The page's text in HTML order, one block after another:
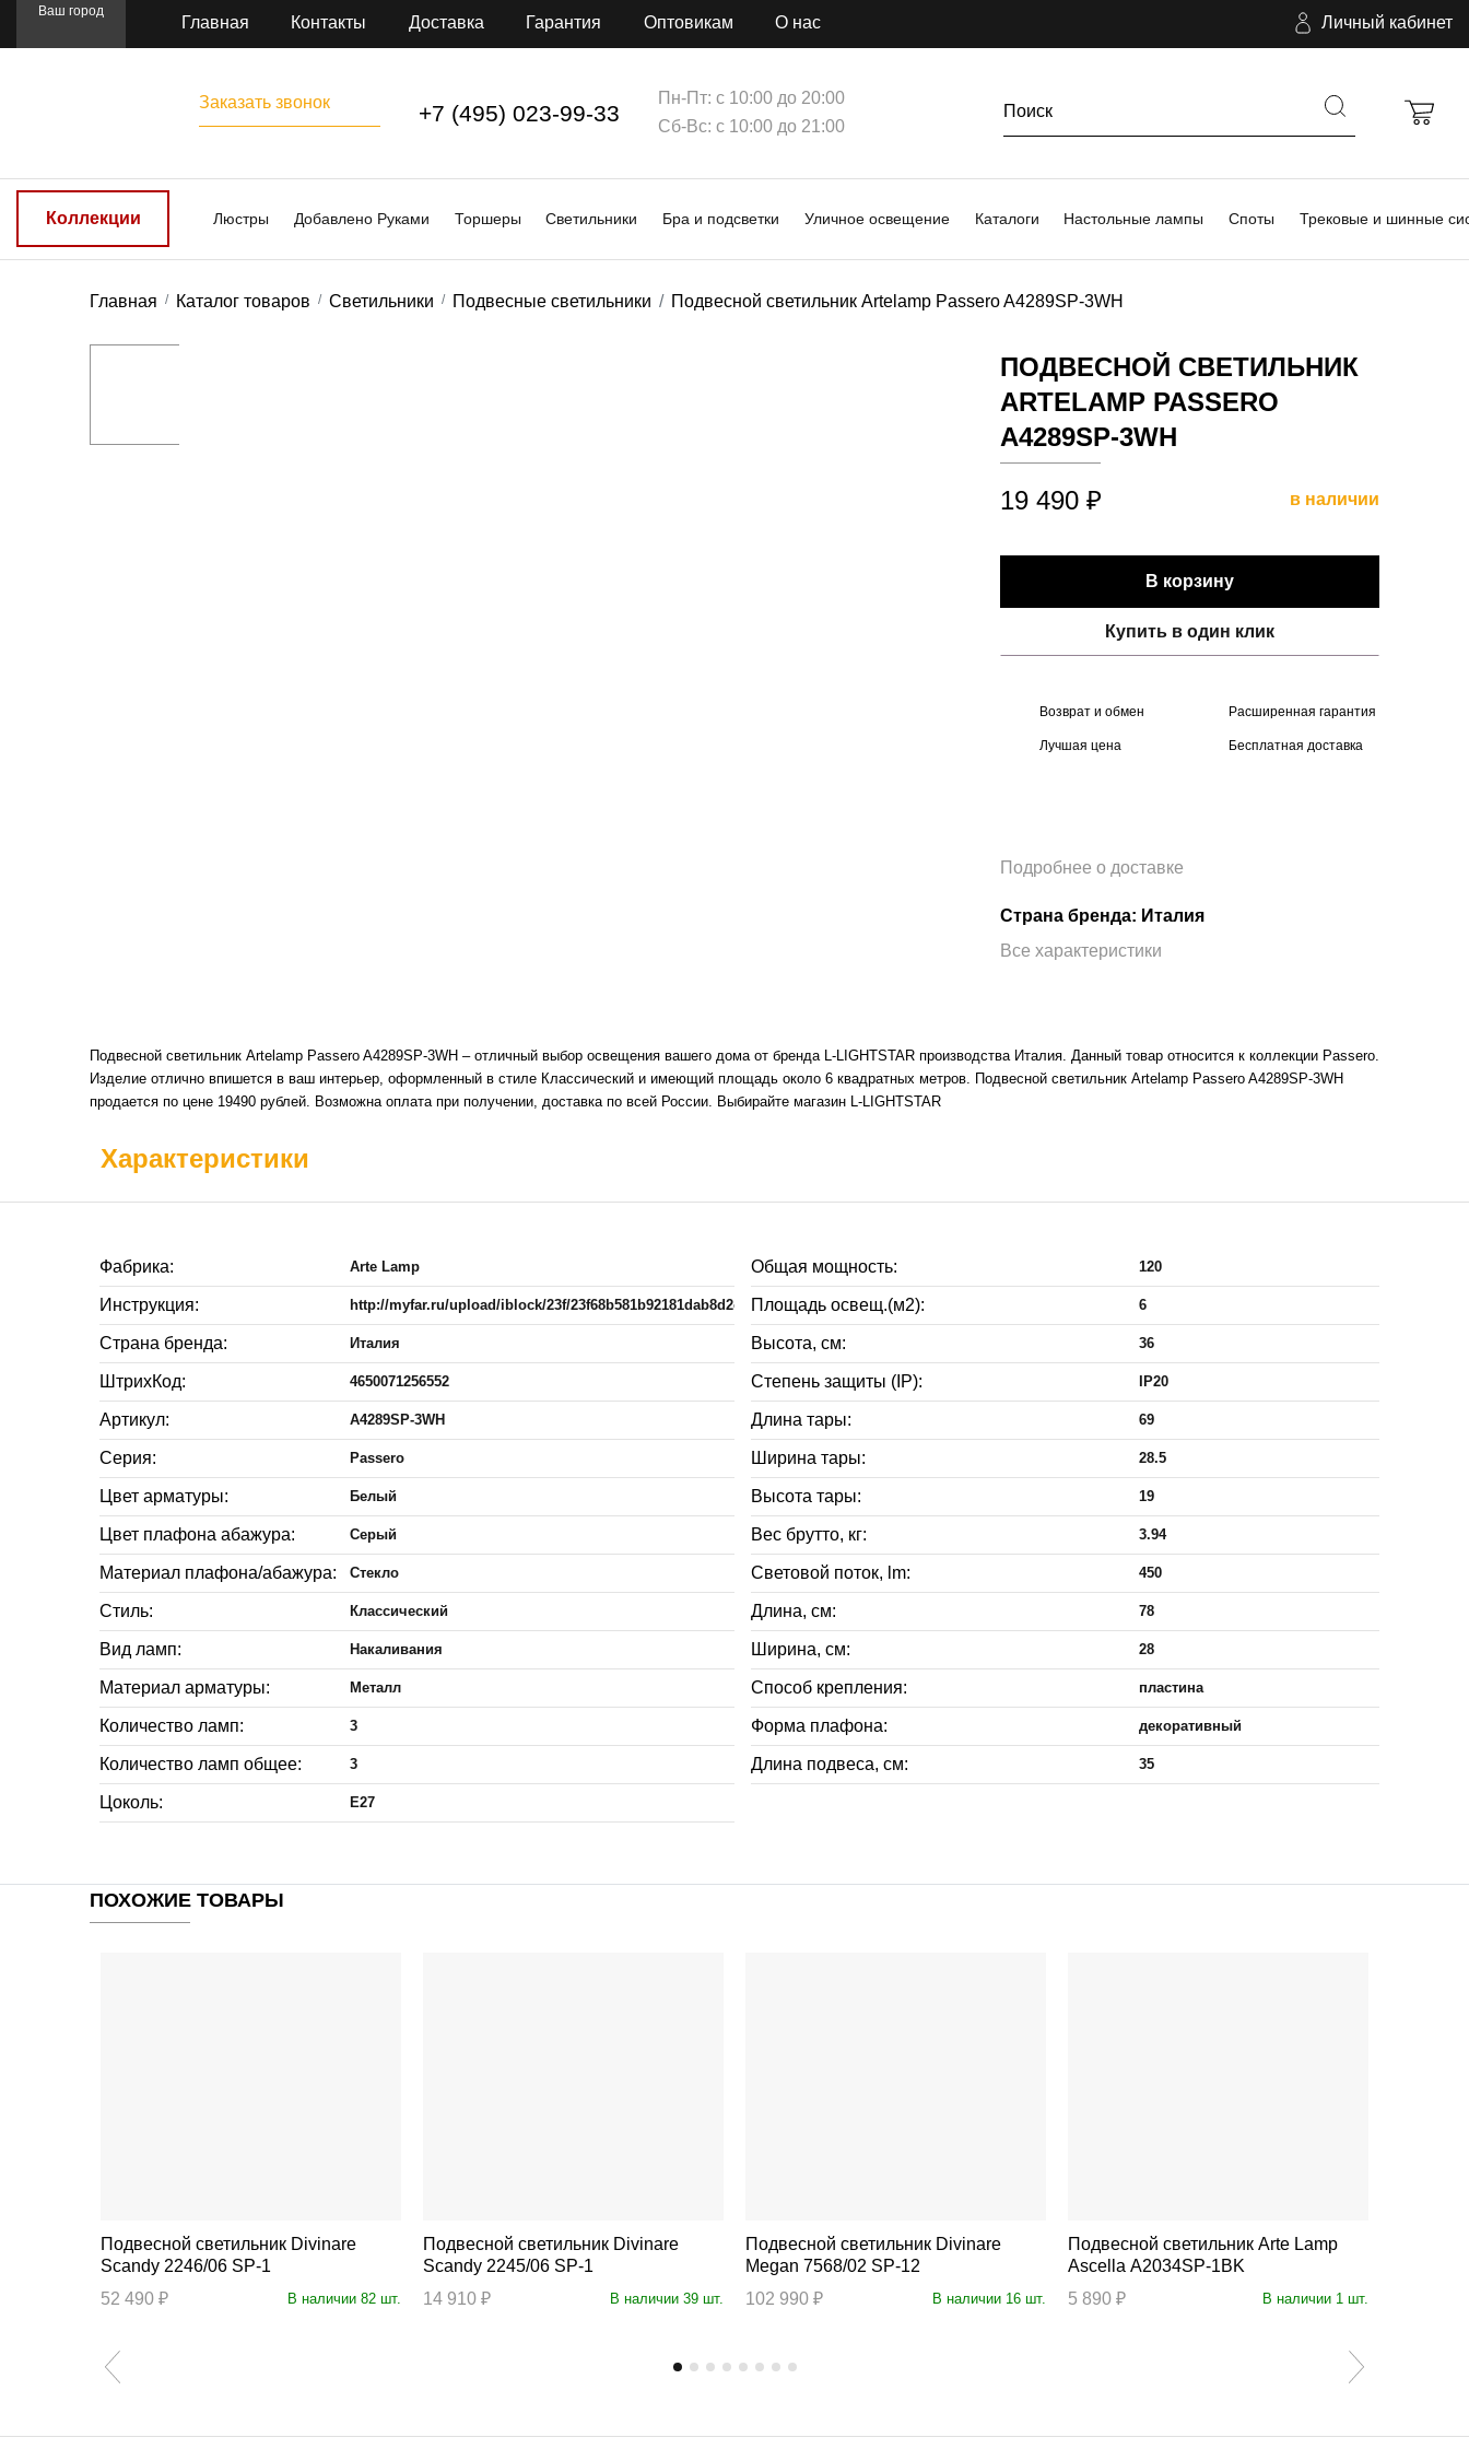
Ваш город
Главная Контакты Доставка Гарантия Оптовикам О нас Личный кабинет
Заказать звонок +7 (495) 023-99-33
Пн-Пт: с 10:00 до 20:00
Сб-Вс: с 10:00 до 21:00
Коллекции Люстры Добавлено Руками Торшеры Светильники Бра и подсветки Уличное освещение Каталоги Настольные лампы Споты Трековые и шинные
Главная Каталог товаров Светильники Подвесные светильники Подвесной светильник Artelamp Passero A4289SP-3WH
ПОДВЕСНОЙ СВЕТИЛЬНИК
ARTELAMP PASSERO
A4289SP-3WH
19 490 ₽ в наличии
В корзину
Купить в один клик
Возврат и обмен Расширенная гарантия
Лучшая цена Бесплатная доставка
Подробнее о доставке
Страна бренда: Италия
Все характеристики
Подвесной светильник Artelamp Passero A4289SP-3WH – отличный выбор освещения вашего дома от бренда L-LIGHTSTAR производства Италия. Данный товар относится к коллекции Passero.
Изделие отлично впишется в ваш интерьер, оформленный в стиле Классический и имеющий площадь около 6 квадратных метров. Подвесной светильник Artelamp Passero A4289SP-3WH
продается по цене 19490 рублей. Возможна оплата при получении, доставка по всей России. Выбирайте магазин L-LIGHTSTAR
Характеристики
Фабрика: Arte Lamp
Инструкция: http://myfar.ru/upload/iblock/23f/23f68b581b92181dab8d2c00e6537429.pdf
Страна бренда: Италия
ШтрихКод: 4650071256552
Артикул: A4289SP-3WH
Серия: Passero
Цвет арматуры: Белый
Цвет плафона абажура: Серый
Материал плафона/абажура: Стекло
Стиль: Классический
Вид ламп: Накаливания
Материал арматуры: Металл
Количество ламп: 3
Количество ламп общее: 3
Цоколь: E27
Общая мощность: 120
Площадь освещ.(м2): 6
Высота, см: 36
Степень защиты (IP): IP20
Длина тары: 69
Ширина тары: 28.5
Высота тары: 19
Вес брутто, кг: 3.94
Световой поток, lm: 450
Длина, см: 78
Ширина, см: 28
Способ крепления: пластина
Форма плафона: декоративный
Длина подвеса, см: 35
ПОХОЖИЕ ТОВАРЫ
Подвесной светильник Divinare
Scandy 2246/06 SP-1
52 490 ₽
В наличии 82 шт.
Подвесной светильник Divinare
Scandy 2245/06 SP-1
14 910 ₽
В наличии 39 шт.
Подвесной светильник Divinare
Megan 7568/02 SP-12
102 990 ₽
В наличии 16 шт.
Подвесной светильник Arte Lamp
Ascella A2034SP-1BK
5 890 ₽
В наличии 1 шт.